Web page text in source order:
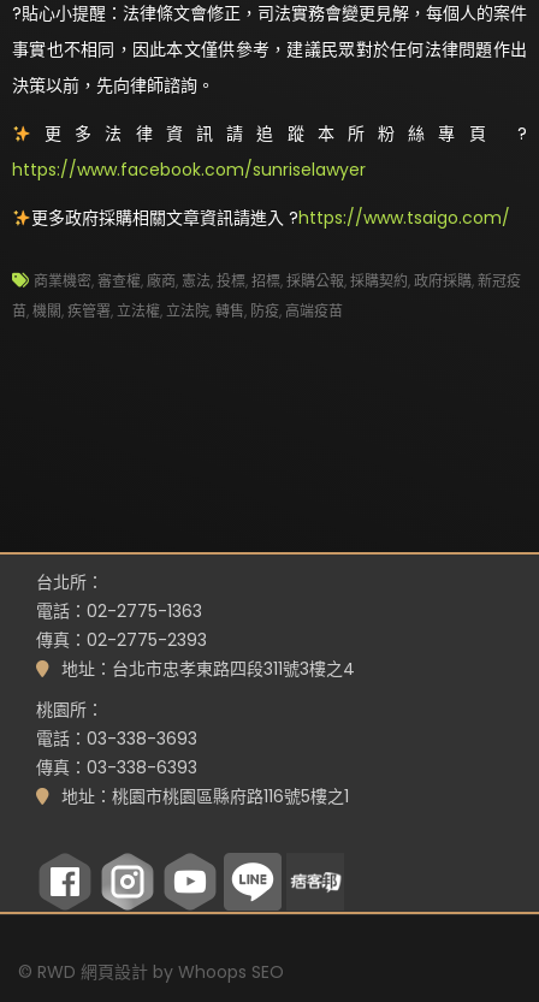
?貼心小提醒：法律條文會修正，司法實務會變更見解，每個人的案件
事實也不相同，因此本文僅供參考，建議民眾對於任何法律問題作出
決策以前，先向律師諮詢。
更多法律資訊請追蹤本所粉絲專頁 ?
https://www.facebook.com/sunriselawyer
更多政府採購相關文章資訊請進入 ?https://www.tsaigo.com/
商業機密,審查權,廠商, 憲法,投標,招標,採購公報,採購契約,政府採購,新冠疫
苗,機關,疾管署,立法權,立法院,轉售, 防疫, 高端疫苗
台北所：
電話：02-2775-1363
傳真：02-2775-2393
地址：台北市忠孝東路四段311號3樓之4
桃園所：
電話：03-338-3693
傳真：03-338-6393
地址：桃園市桃園區縣府路116號5樓之1
© RWD 網頁設計 by Whoops SEO